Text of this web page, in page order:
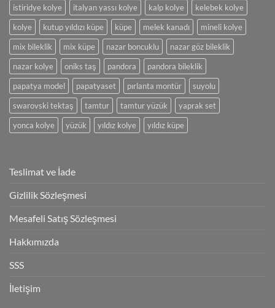
istiridye kolye
italyan yassı kolye kalp kolye
kelebek kolye
kolye
kutup yıldızı küpe küpe melek kanadı
mineli kolye
mix bileklik
mix küpe nazar boncuklu
nazar göz bileklik
nazar kolye
oniks taş pandora
pandora bileklik
papatya model
papatyaset pırlanta montür
suyolu
swarovski tektaş
tamtur tamtur yüzük
yaprak set
yonca kolye
yüzük yıldız kolye yıldız küpe
Teslimat ve İade
Gizlilik Sözleşmesi
Mesafeli Satış Sözleşmesi
Hakkımızda
SSS
İletişim